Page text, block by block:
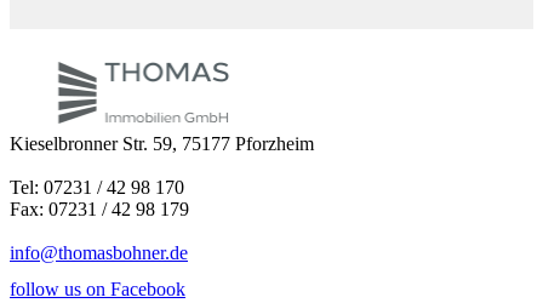
Kieselbronner Str. 59, 75177 Pforzheim
Tel: 07231 / 42 98 170
Fax: 07231 / 42 98 179
info@thomasbohner.de
follow us on Facebook